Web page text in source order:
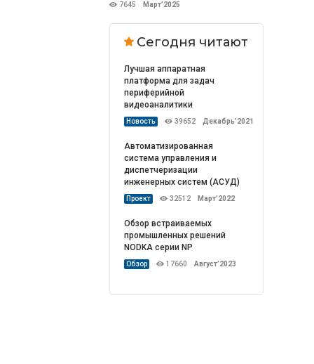
7645 Март’2025
Сегодня читают
Лучшая аппаратная
платформа для задач
периферийной
видеоаналитики
Новость 39652 Декабрь’2021
Автоматизированная
система управления и
диспетчеризации
инженерных систем (АСУД)
Проект 32512 Март’2022
Обзор встраиваемых
промышленных решений
NODKA серии NP
Обзор 17660 Август’2023